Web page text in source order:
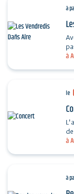
à
à
à
le
à